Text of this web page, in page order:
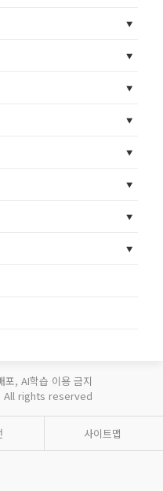
, AI학습 이용 금지
All rights reserved
사이트맵